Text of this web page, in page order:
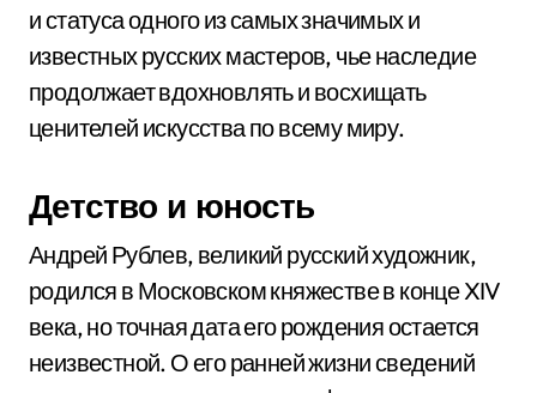
и статуса одного из самых значимых и
известных русских мастеров, чье наследие
продолжает вдохновлять и восхищать
ценителей искусства по всему миру.
Детство и юность
Андрей Рублев, великий русский художник,
родился в Московском княжестве в конце XIV
века, но точная дата его рождения остается
неизвестной. О его ранней жизни сведений